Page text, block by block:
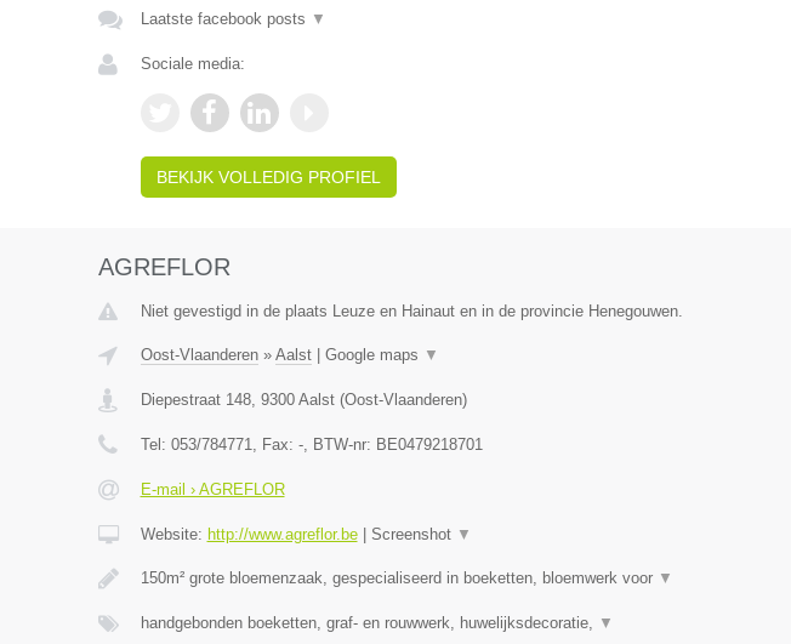
Laatste facebook posts ▼
Sociale media:
BEKIJK VOLLEDIG PROFIEL
AGREFLOR
Niet gevestigd in de plaats Leuze en Hainaut en in de provincie Henegouwen.
Oost-Vlaanderen» Aalst| Google maps ▼
Diepestraat 148, 9300 Aalst(Oost-Vlaanderen)
Tel: 053/784771, Fax: -, BTW-nr: BE0479218701
E-mail › AGREFLOR
Website: http://www.agreflor.be| Screenshot ▼
150m² grote bloemenzaak, gespecialiseerd in boeketten, bloemwerk voor ▼
handgebonden boeketten, graf- en rouwwerk, huwelijksdecoratie, ▼